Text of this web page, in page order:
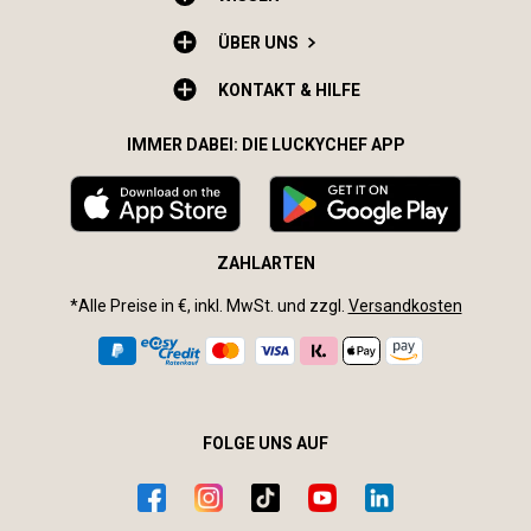
ÜBER UNS
KONTAKT & HILFE
IMMER DABEI: DIE LUCKYCHEF APP
ZAHLARTEN
*Alle Preise in €, inkl. MwSt. und zzgl. Versandkosten
FOLGE UNS AUF